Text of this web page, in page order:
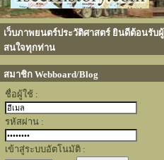
เว็บภาพยนตร์ประวัติศาสตร์ ยินดีต้อนรับผู้
สนใจทุกท่าน
สมาชิก Webboard/Blog
ชื่อผู้ใช้ :
รหัสผ่าน :
เข้าสู่ระบบอัตโนมัติ :